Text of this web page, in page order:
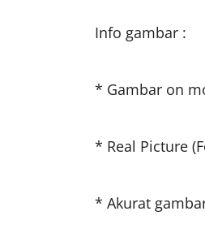
Info gambar :
* Gambar on
* Real Picture
* Akurat